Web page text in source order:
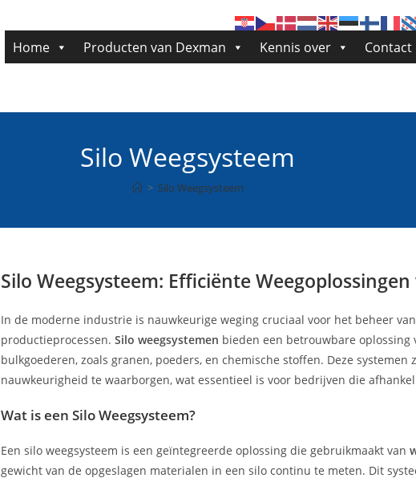
Home Producten van Dexman Kennis over
Silo Weegsysteem
> Silo Weegsysteem
Silo Weegsysteem: Efficiënte
In de moderne industrie is nauwkeurige weging cruciaal voor het beheer
productieprocessen. Silo weegsystemen bieden een betrouwbare oplossing
bulkgoederen, zoals granen, poeders, en chemische stoffen. Deze
nauwkeurigheid te waarborgen, wat essentieel is voor bedrijven die
Wat is een Silo Weegsysteem?
Een silo weegsysteem is een geïntegreerde oplossing die gebruikmaakt van
gewicht van de opgeslagen materialen in een silo continu te meten. Dit